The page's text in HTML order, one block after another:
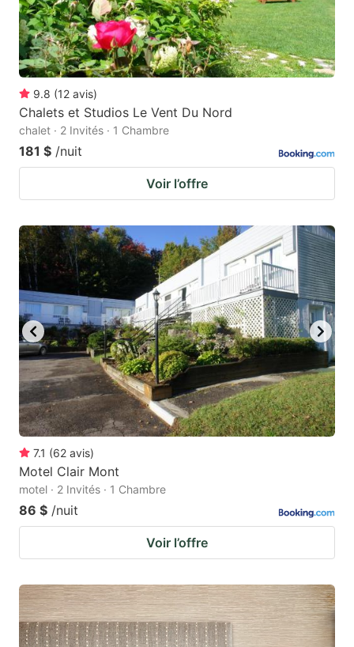
9.8 (12 avis)
Chalets et Studios Le Vent Du Nord
chalet · 2 Invités · 1 Chambre
181 $ /nuit
Voir l’offre
7.1 (62 avis)
Motel Clair Mont
motel · 2 Invités · 1 Chambre
86 $ /nuit
Voir l’offre